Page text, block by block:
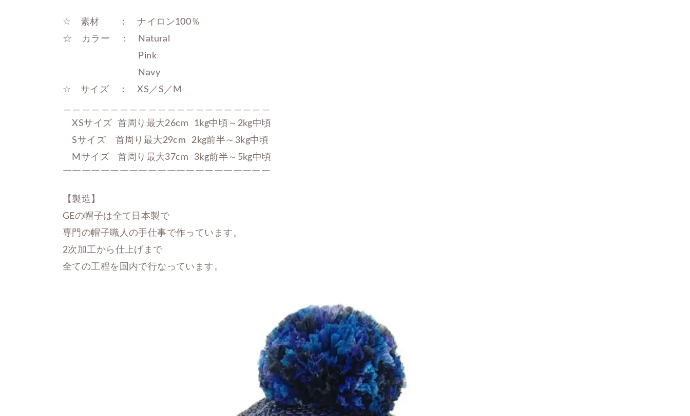
☆　素材　　：　ナイロン100％
☆　カラー　：　Natural
Pink
Navy
☆　サイズ　：　XS／S／M
XSサイズ  首周り最大26cm  1kg中頃～2kg中頃
Sサイズ　首周り最大29cm  2kg前半～3kg中頃
Mサイズ   首周り最大37cm  3kg前半～5kg中頃
￣￣￣￣￣￣￣￣￣￣￣￣￣￣￣￣￣￣￣￣￣￣
【製造】
GEの帽子は全て日本製で
専門の帽子職人の手仕事で作っています。
2次加工から仕上げまで
全ての工程を国内で行なっています。